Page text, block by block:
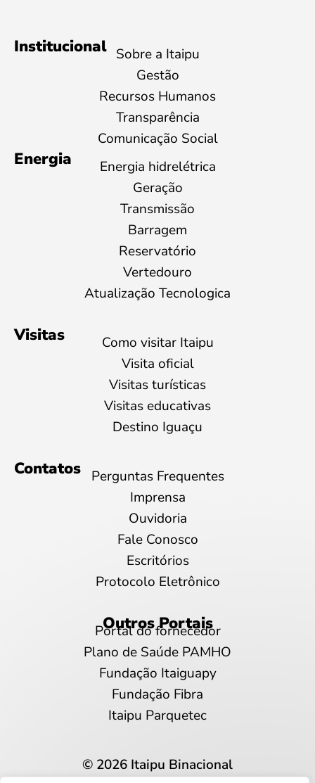
Institucional Sobre a Itaipu
Gestão
Recursos Humanos
Transparência
Comunicação Social
Energia
Energia hidrelétrica
Geração
Transmissão
Barragem
Reservatório
Vertedouro
Atualização Tecnologica
Visitas
Como visitar Itaipu
Visita oficial
Visitas turísticas
Visitas educativas
Destino Iguaçu
Contatos
Perguntas Frequentes
Imprensa
Ouvidoria
Fale Conosco
Escritórios
Protocolo Eletrônico
Outros Portais
Portal do fornecedor
Plano de Saúde PAMHO
Fundação Itaiguapy
Fundação Fibra
Itaipu Parquetec
© 2026 Itaipu Binacional